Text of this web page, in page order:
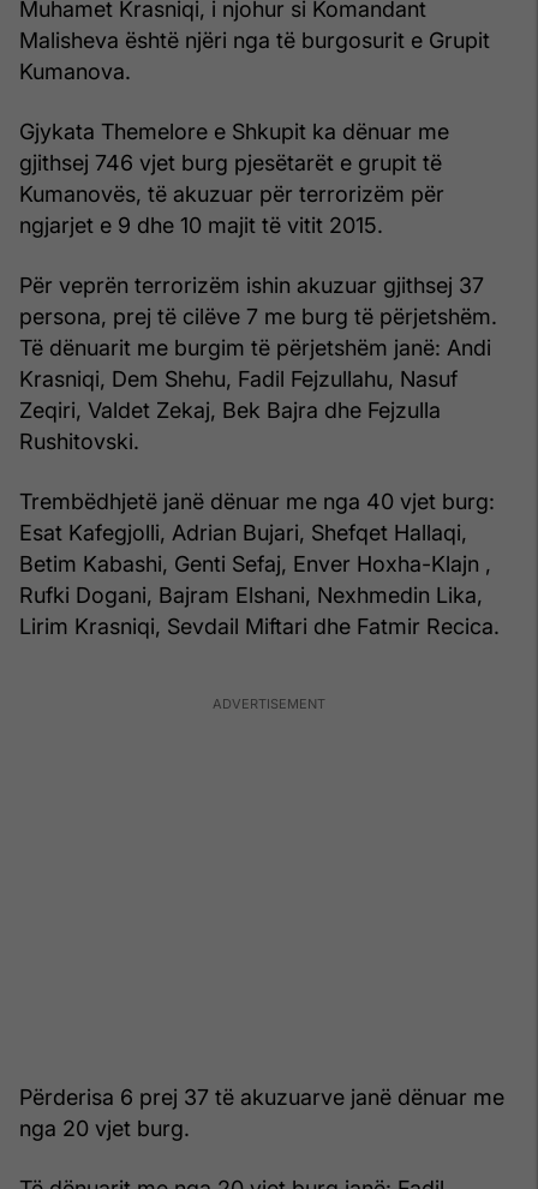
Muhamet Krasniqi, i njohur si Komandant
Malisheva është njëri nga të burgosurit e Grupit
Kumanova.
Gjykata Themelore e Shkupit ka dënuar me
gjithsej 746 vjet burg pjesëtarët e grupit të
Kumanovës, të akuzuar për terrorizëm për
ngjarjet e 9 dhe 10 majit të vitit 2015.
Për veprën terrorizëm ishin akuzuar gjithsej 37
persona, prej të cilëve 7 me burg të përjetshëm.
Të dënuarit me burgim të përjetshëm janë: Andi
Krasniqi, Dem Shehu, Fadil Fejzullahu, Nasuf
Zeqiri, Valdet Zekaj, Bek Bajra dhe Fejzulla
Rushitovski.
Trembëdhjetë janë dënuar me nga 40 vjet burg:
Esat Kafegjolli, Adrian Bujari, Shefqet Hallaqi,
Betim Kabashi, Genti Sefaj, Enver Hoxha-Klajn ,
Rufki Dogani, Bajram Elshani, Nexhmedin Lika,
Lirim Krasniqi, Sevdail Miftari dhe Fatmir Recica.
Përderisa 6 prej 37 të akuzuarve janë dënuar me
nga 20 vjet burg.